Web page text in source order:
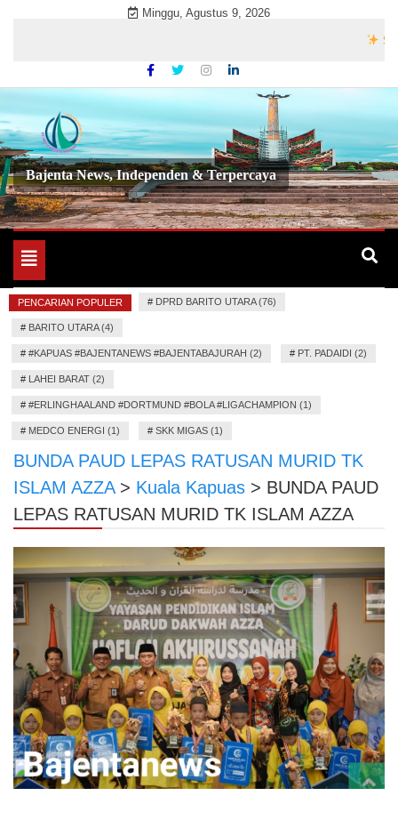
Minggu, Agustus 9, 2026
Bajenta News, Independen & Terpercaya
Toggle
navigation
PENCARIAN POPULER # DPRD BARITO UTARA (76)
# BARITO UTARA (4)
# #KAPUAS #BAJENTANEWS #BAJENTABAJURAH (2) # PT. PADAIDI (2)
# LAHEI BARAT (2)
# #ERLINGHAALAND #DORTMUND #BOLA #LIGACHAMPION (1)
# MEDCO ENERGI (1) # SKK MIGAS (1)
BUNDA PAUD LEPAS RATUSAN MURID TK
ISLAM AZZA> Kuala Kapuas > BUNDA PAUD
LEPAS RATUSAN MURID TK ISLAM AZZA